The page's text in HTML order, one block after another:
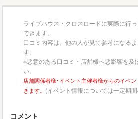
ライブハウス・クロスロードに実際に行
できます。
口コミ内容は、他の人が見て参考になる
す。
※悪意のある口コミ・店舗様へ悪影響を及
い。
店舗関係者様･イベント主催者様からのイベ
きます。 (イベント情報については一定期
コメント